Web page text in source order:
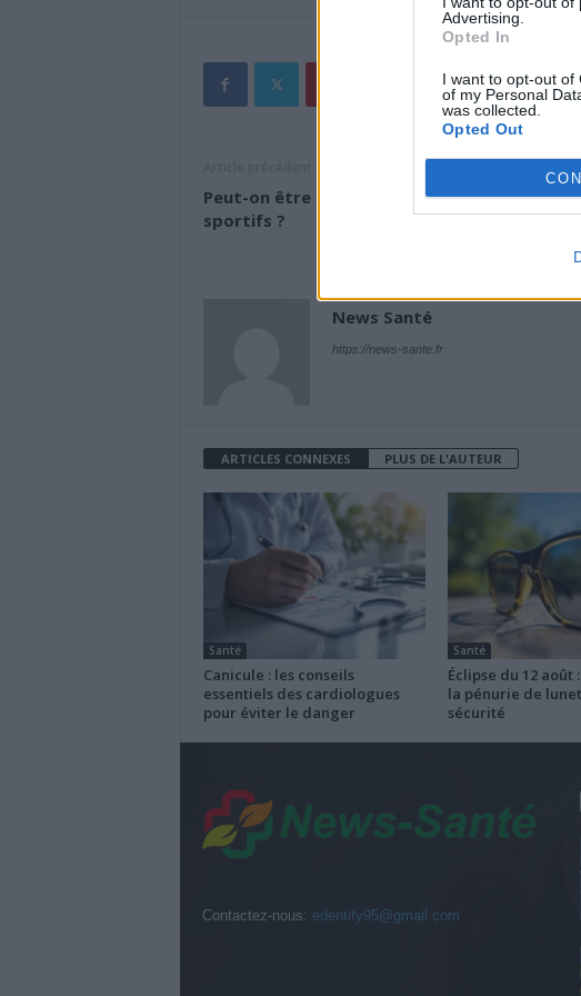
Advertising.
Opted In
I want to opt-out of
of my Personal
was collected.
Opted Out
Peut-on être addict aux paris
sportifs ?
News Santé
https://news-sante.fr
ARTICLES CONNEXES PLUS DE L'AUTEUR
Santé
Canicule : les conseils
essentiels des cardiologues
pour éviter le danger
Santé
Éclipse du 12 août
la pénurie de
sécurité
Contactez-nous: edentify95@gmail.com